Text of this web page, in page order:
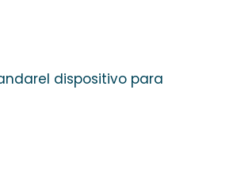
dispositivo para